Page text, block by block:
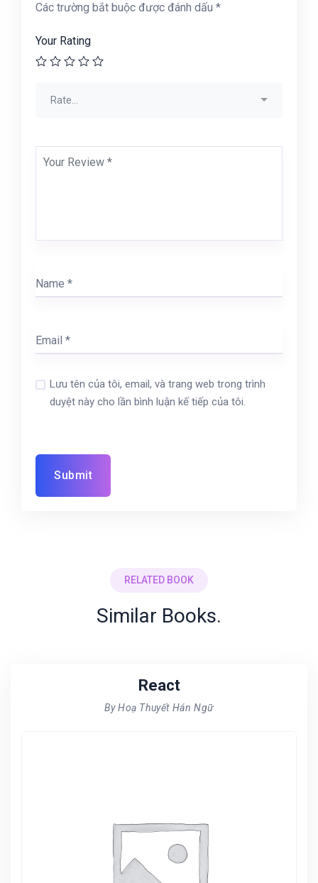
Các trường bắt buộc được đánh dấu *
Your Rating
Rate…
Lưu tên của tôi, email, và trang web trong trình
duyệt này cho lần bình luận kế tiếp của tôi.
RELATED BOOK
Similar Books.
React
By Hoạ Thuyết Hán Ngữ